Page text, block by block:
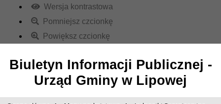
Wersja kontrastowa
Pomniejsz czcionkę
Powiększ czcionkę
Biuletyn Informacji Publicznej -
Urząd Gminy w Lipowej